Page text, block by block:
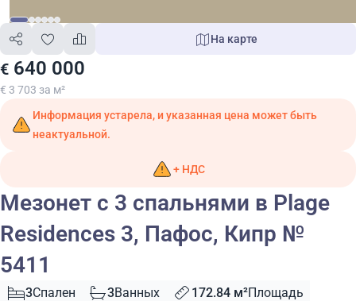
€ 640 000
€ 3 703 за м²
На карте
Информация устарела, и указанная цена может быть
неактуальной.
+ НДС
Мезонет с 3 спальнями в Plage
Residences 3, Пафос, Кипр №
5411
3Спален 3Ванных 172.84 м²Площадь